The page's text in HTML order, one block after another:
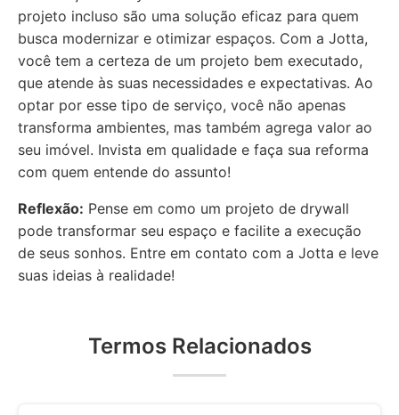
projeto incluso são uma solução eficaz para quem
busca modernizar e otimizar espaços. Com a Jotta,
você tem a certeza de um projeto bem executado,
que atende às suas necessidades e expectativas. Ao
optar por esse tipo de serviço, você não apenas
transforma ambientes, mas também agrega valor ao
seu imóvel. Invista em qualidade e faça sua reforma
com quem entende do assunto!
Reflexão: Pense em como um projeto de drywall
pode transformar seu espaço e facilite a execução
de seus sonhos. Entre em contato com a Jotta e leve
suas ideias à realidade!
Termos Relacionados